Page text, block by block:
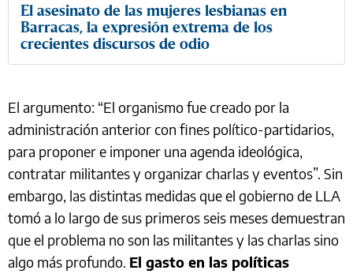
El asesinato de las mujeres lesbianas en
Barracas, la expresión extrema de los
crecientes discursos de odio
El argumento: “El organismo fue creado por la
administración anterior con fines político-partidarios,
para proponer e imponer una agenda ideológica,
contratar militantes y organizar charlas y eventos”. Sin
embargo, las distintas medidas que el gobierno de LLA
tomó a lo largo de sus primeros seis meses demuestran
que el problema no son las militantes y las charlas sino
algo más profundo. El gasto en las políticas